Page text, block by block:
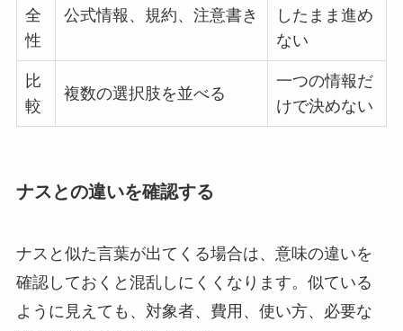
全
性
公式情報、規約、注意書き
したまま進め
ない
比
較
複数の選択肢を並べる
一つの情報だ
けで決めない
ナスとの違いを確認する
ナスと似た言葉が出てくる場合は、意味の違いを
確認しておくと混乱しにくくなります。似ている
ように見えても、対象者、費用、使い方、必要な